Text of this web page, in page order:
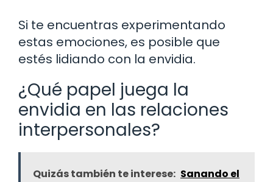
Si te encuentras experimentando
estas emociones, es posible que
estés lidiando con la envidia.
¿Qué papel juega la
envidia en las relaciones
interpersonales?
Quizás también te interese: Sanando el